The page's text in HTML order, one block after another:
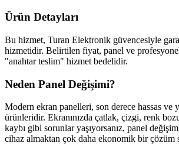
Ürün Detayları
Bu hizmet, Turan Elektronik güvencesiyle
hizmetidir. Belirtilen fiyat, panel ve
"anahtar teslim" hizmet bedelidir.
Neden Panel Değişimi?
Modern ekran panelleri, son derece hassas ve
ürünleridir. Ekranınızda çatlak, çizgi, renk
kaybı gibi sorunlar yaşıyorsanız, panel
cihaz almaktan çok daha ekonomik bir çözüm